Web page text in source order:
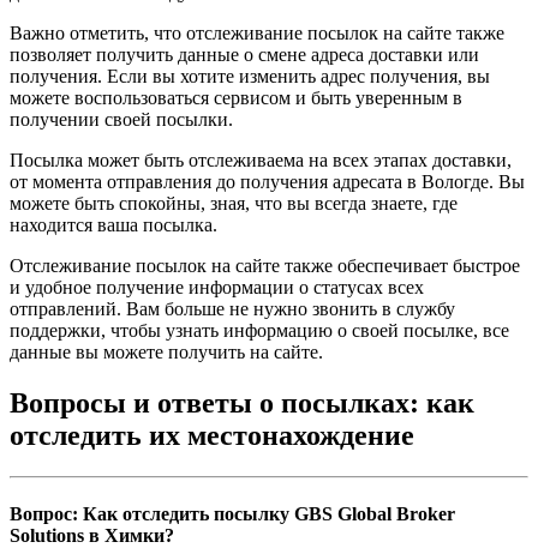
Важно отметить, что отслеживание посылок на сайте также
позволяет получить данные о смене адреса доставки или
получения. Если вы хотите изменить адрес получения, вы
можете воспользоваться сервисом и быть уверенным в
получении своей посылки.
Посылка может быть отслеживаема на всех этапах доставки,
от момента отправления до получения адресата в Вологде. Вы
можете быть спокойны, зная, что вы всегда знаете, где
находится ваша посылка.
Отслеживание посылок на сайте также обеспечивает быстрое
и удобное получение информации о статусах всех
отправлений. Вам больше не нужно звонить в службу
поддержки, чтобы узнать информацию о своей посылке, все
данные вы можете получить на сайте.
Вопросы и ответы о посылках: как
отследить их местонахождение
Вопрос: Как отследить посылку GBS Global Broker
Solutions в Химки?